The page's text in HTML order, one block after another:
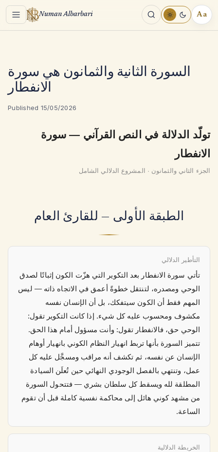
Menu Numan Albarbari Aa
السورة الثانية والثمانون هي سورة
الانفطار
Published 15/05/2026
تولّد الدلالة في النص القرآني — سورة
الانفطار
الجزء الثاني والثمانون · المشروع الدلالي الشامل
الطبقة الأولى — للقارئ العام
التأطير الدلالي
تأتي سورة الانفطار بعد التكوير التي هزّت الكون إثباتًا لصدق
الوحي ومصدره، لتنتقل خطوةً أعمق في الاتجاه ذاته — ليس
المهم فقط أن الكون سيتفكك، بل أن الإنسان نفسه
مكشوف ومحسوب عليه كل شيء. إذا كانت التكوير تقول:
الوحي حق، فالانفطار تقول: وأنت مسؤول أمام هذا الحق.
تتميز السورة بأنها تربط انهيار النظام الكوني بانهيار أوهام
الإنسان عن نفسه، ثم تكشف أنه مراقب ومسجَّل عليه كل
عمل، وتنتهي بالفصل الوجودي النهائي حين تُعلَن السيادة
المطلقة لله ويسقط كل سلطان بشري — فتتحول السورة
من مشهد كوني هائل إلى محاكمة نفسية كاملة قبل أن تقوم
الساعة.
الخريطة الدلالية